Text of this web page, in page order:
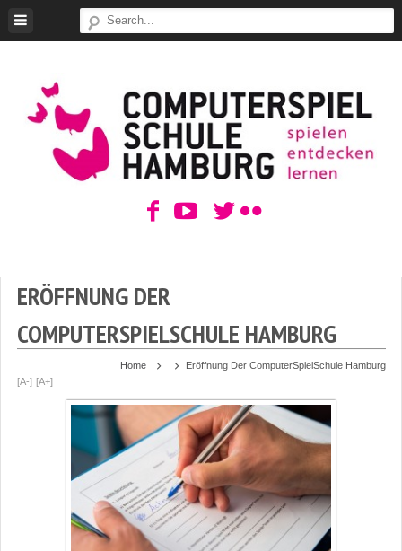
Skip
ComputerSpielSchule
ERÖFFNUNG DER
COMPUTERSPIELSCHULE HAMBURG
Home
Eröffnung Der ComputerSpielSchule Hamburg
[A-] [A+]